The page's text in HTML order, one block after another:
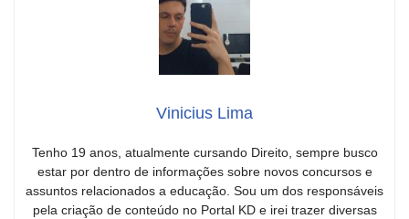
Vinicius Lima
Tenho 19 anos, atualmente cursando Direito, sempre busco
estar por dentro de informações sobre novos concursos e
assuntos relacionados a educação. Sou um dos responsáveis
pela criação de conteúdo no Portal KD e irei trazer diversas